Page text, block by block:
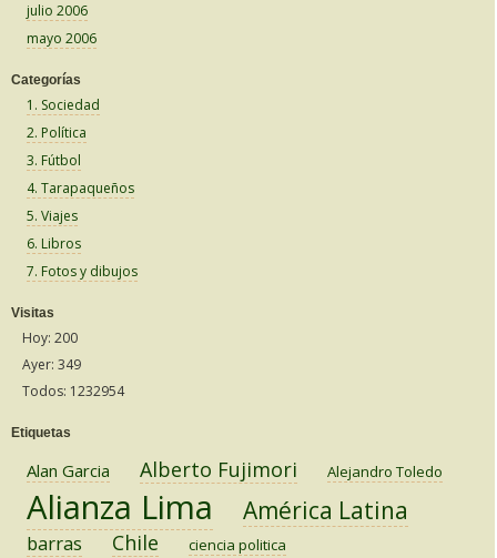
julio 2006
mayo 2006
Categorías
1. Sociedad
2. Política
3. Fútbol
4. Tarapaqueños
5. Viajes
6. Libros
7. Fotos y dibujos
Visitas
Hoy: 200
Ayer: 349
Todos: 1232954
Etiquetas
Alan Garcia Alberto Fujimori Alejandro Toledo
Alianza Lima América Latina
barras Chile ciencia politica